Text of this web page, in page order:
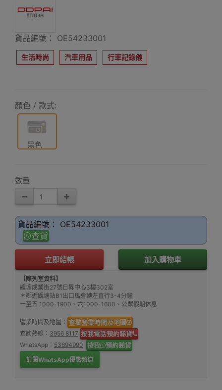
貨品編號： OE54233001
生活時尚 汽車用品 行車記錄儀
顏色 / 款式:
黑色
數量
貨品編號： OE54233001
查貨
立即結帳 加入購物車
【陳列室資料】
觀塘成業街27號日昇中心3樓302室
＊鄰近觀塘站B1出口馬會轉左直行3-4分鐘
一至五 1000-1900、六1000-1600、公眾假期休息
營業時間及地圖： 查看營業時間及地圖
查詢熱線： 3956 8117 按我電話預約睇貨
WhatsApp： 53694990 按我 預約睇貨
訂閱WhatsApp優惠頻道